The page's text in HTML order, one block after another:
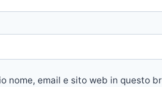
nome, email e sito web in questo